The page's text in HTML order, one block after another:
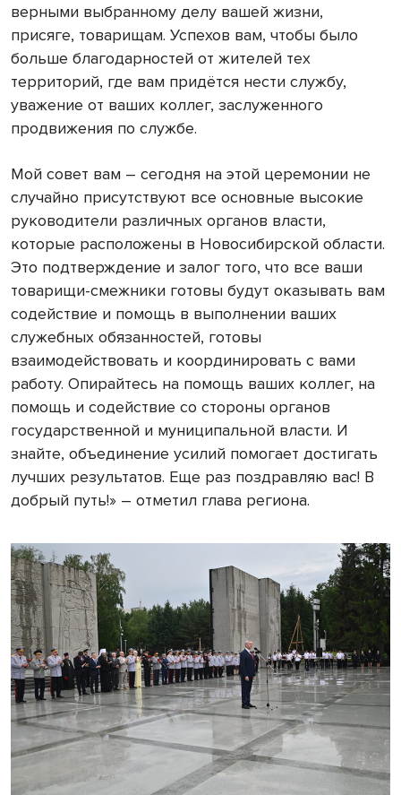
верными выбранному делу вашей жизни,
присяге, товарищам. Успехов вам, чтобы было
больше благодарностей от жителей тех
территорий, где вам придётся нести службу,
уважение от ваших коллег, заслуженного
продвижения по службе.
Мой совет вам – сегодня на этой церемонии не
случайно присутствуют все основные высокие
руководители различных органов власти,
которые расположены в Новосибирской области.
Это подтверждение и залог того, что все ваши
товарищи-смежники готовы будут оказывать вам
содействие и помощь в выполнении ваших
служебных обязанностей, готовы
взаимодействовать и координировать с вами
работу. Опирайтесь на помощь ваших коллег, на
помощь и содействие со стороны органов
государственной и муниципальной власти. И
знайте, объединение усилий помогает достигать
лучших результатов. Еще раз поздравляю вас! В
добрый путь!» – отметил глава региона.